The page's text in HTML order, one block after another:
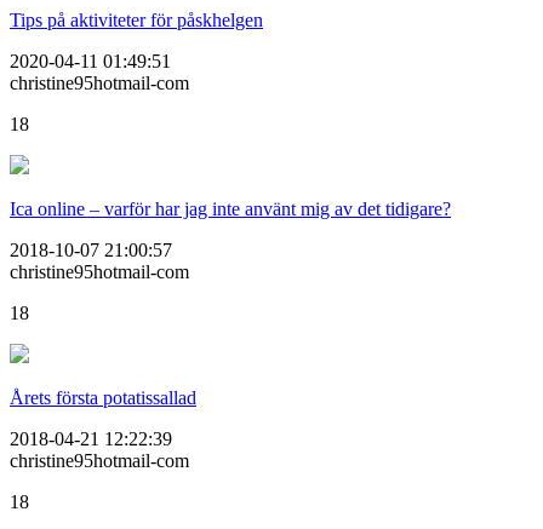
Tips på aktiviteter för påskhelgen
2020-04-11 01:49:51
christine95hotmail-com
18
Ica online – varför har jag inte använt mig av det tidigare?
2018-10-07 21:00:57
christine95hotmail-com
18
Årets första potatissallad
2018-04-21 12:22:39
christine95hotmail-com
18